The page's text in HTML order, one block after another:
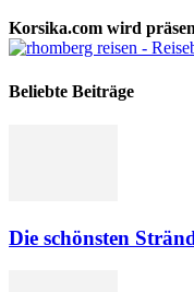
Korsika.com wird
Beliebte Beiträge
Die schönsten